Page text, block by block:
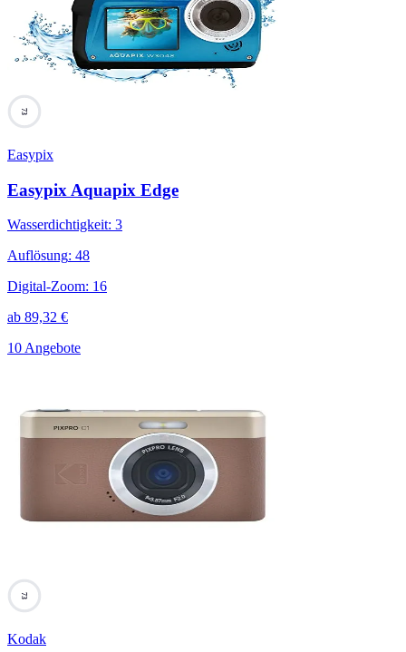
73
Easypix
Easypix Aquapix Edge
Wasserdichtigkeit: 3
Auflösung: 48
Digital-Zoom: 16
ab 89,32 €
10 Angebote
73
Kodak